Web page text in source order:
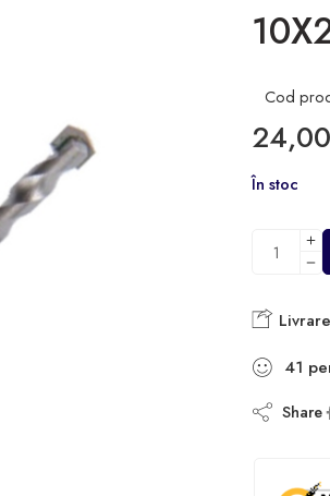
Cod
24,00
În stoc
Livrare
41
Share